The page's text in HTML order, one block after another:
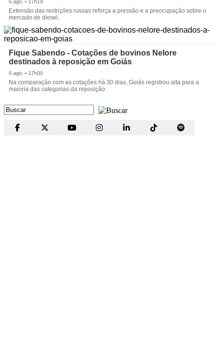
6 ago. • 17h19
Extensão das restrições russas reforça a pressão e a preocupação sobre o
mercado de diesel.
Fique Sabendo - Cotações de bovinos Nelore
destinados à reposição em Goiás
6 ago. • 17h00
Na comparação com as cotações há 30 dias, Goiás registrou alta para a
maioria das categorias da reposição.